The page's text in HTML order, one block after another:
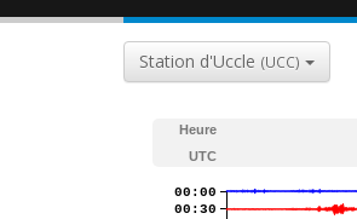
Station d'Uccle (UCC)
Heure
UTC
00:00
00:30